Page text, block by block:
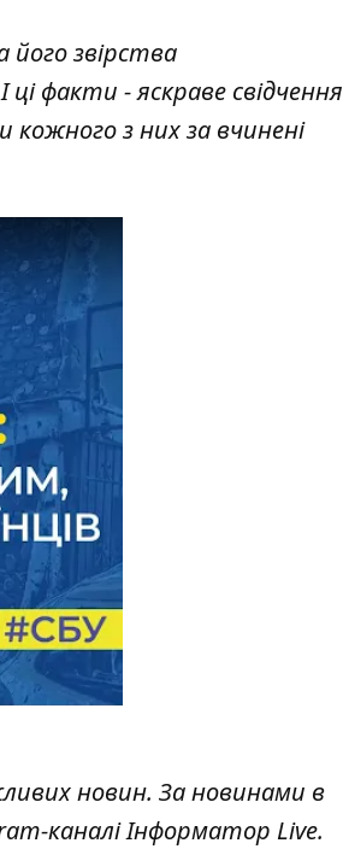
звірства
факти - яскраве свідчення
з них за вчинені
новин. За новинами в
каналіІнформатор Live.